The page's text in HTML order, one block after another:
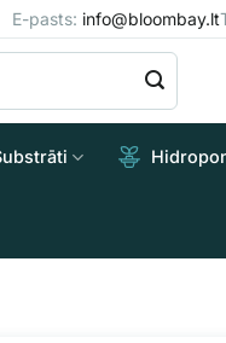
E-pasts: info@bloombay.lt